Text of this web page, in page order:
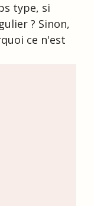
type, si
? Sinon,
ce n'est